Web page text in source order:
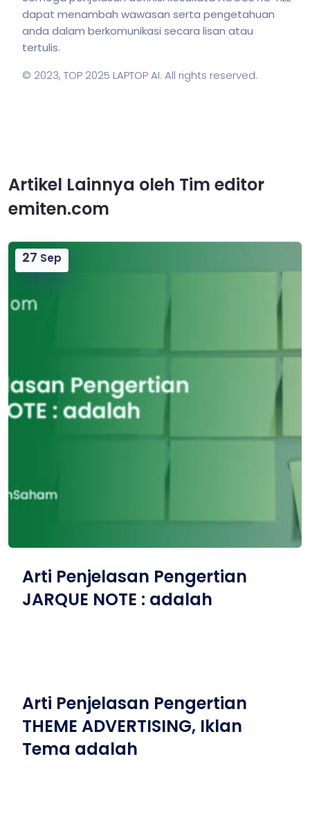
dapat menambah wawasan serta pengetahuan
anda dalam berkomunikasi secara lisan atau
tertulis.
© 2023, TOP 2025 LAPTOP AI. All rights reserved.
Artikel Lainnya oleh Tim editor
emiten.com
27 Sep
Arti Penjelasan Pengertian
JARQUE NOTE : adalah
Arti Penjelasan Pengertian
THEME ADVERTISING, Iklan
Tema adalah